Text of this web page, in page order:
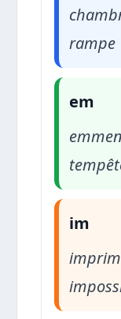
rampe
em
im